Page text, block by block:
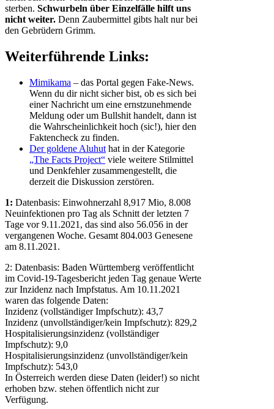
sterben. Schwurbeln über Einzelfälle hilft uns
nicht weiter. Denn Zaubermittel gibts halt nur bei
den Gebrüdern Grimm.
Weiterführende Links:
Mimikama – das Portal gegen Fake-News.
Wenn du dir nicht sicher bist, ob es sich bei
einer Nachricht um eine ernstzunehmende
Meldung oder um Bullshit handelt, dann ist
die Wahrscheinlichkeit hoch (sic!), hier den
Faktencheck zu finden.
Der goldene Aluhut hat in der Kategorie
„The Facts Project“ viele weitere Stilmittel
und Denkfehler zusammengestellt, die
derzeit die Diskussion zerstören.
1: Datenbasis: Einwohnerzahl 8,917 Mio, 8.008
Neuinfektionen pro Tag als Schnitt der letzten 7
Tage vor 9.11.2021, das sind also 56.056 in der
vergangenen Woche. Gesamt 804.003 Genesene
am 8.11.2021.
2: Datenbasis: Baden Württemberg veröffentlicht
im Covid-19-Tagesbericht jeden Tag genaue Werte
zur Inzidenz nach Impfstatus. Am 10.11.2021
waren das folgende Daten:
Inzidenz (vollständiger Impfschutz): 43,7
Inzidenz (unvollständiger/kein Impfschutz): 829,2
Hospitalisierungsinzidenz (vollständiger
Impfschutz): 9,0
Hospitalisierungsinzidenz (unvollständiger/kein
Impfschutz): 543,0
In Österreich werden diese Daten (leider!) so nicht
erhoben bzw. stehen öffentlich nicht zur
Verfügung.